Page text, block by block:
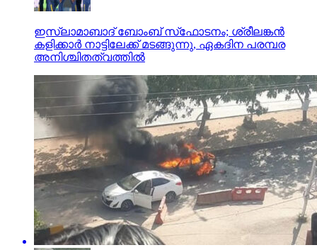
ഇസ്ലാമാബാദ് ബോംബ് സ്‌ഫോടനം; ശ്രീലങ്കന്‍
കളിക്കാര്‍ നാട്ടിലേക്ക് മടങ്ങുന്നു, ഏകദിന പരമ്പര
അനിശ്ചിതത്വത്തില്‍